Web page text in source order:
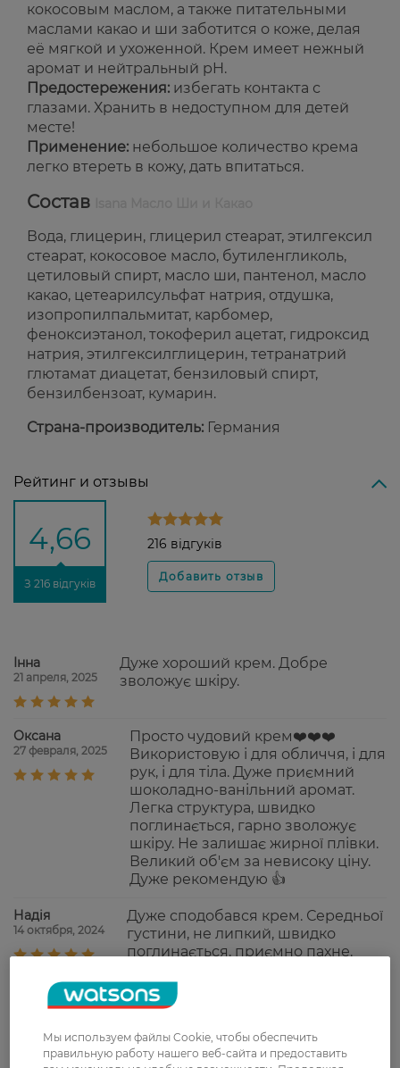
кокосовым маслом, а также питательными
маслами какао и ши заботится о коже, делая
её мягкой и ухоженной. Крем имеет нежный
аромат и нейтральный pH.
Предостережения: избегать контакта с
глазами. Хранить в недоступном для детей
месте!
Применение: небольшое количество крема
легко втереть в кожу, дать впитаться.
Состав
Вода, глицерин, глицерил стеарат, этилгексил
стеарат, кокосовое масло, бутиленгликоль,
цетиловый спирт, масло ши, пантенол, масло
какао, цетеарилсульфат натрия, отдушка,
изопропилпальмитат, карбомер,
феноксиэтанол, токоферил ацетат, гидроксид
натрия, этилгексилглицерин, тетранатрий
глютамат диацетат, бензиловый спирт,
бензилбензоат, кумарин.
Страна-производитель: Германия
Рейтинг и отзывы
4,66
З 216 відгуків
216 відгуків
Інна
21 апреля, 2025
Дуже хороший крем. Добре
зволожує шкіру.
Оксана
27 февраля, 2025
Просто чудовий крем❤️❤️❤️
Використовую і для обличчя, і для
рук, і для тіла. Дуже приємний
шоколадно-ванільний аромат.
Легка структура, швидко
поглинається, гарно зволожує
шкіру. Не залишає жирної плівки.
Великий об'єм за невисоку ціну.
Дуже рекомендую 👍
Надія
14 октября, 2024
Дуже сподобався крем. Середньої
густини, не липкий, швидко
поглинається, приємно пахне.
Наталія
17 сентября, 2023
Підкупила невелика ціна за
великий обʼєм, але даремно… Сам
сподобався- спочатку приємно
пахне , солодко, але як починаєш
Мы используем файлы Cookie, чтобы обеспечить
правильную работу нашего веб-сайта и предоставить